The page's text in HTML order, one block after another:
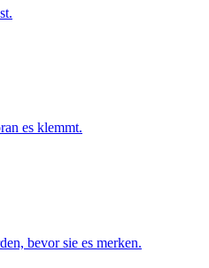
es klemmt.
bevor sie es merken.